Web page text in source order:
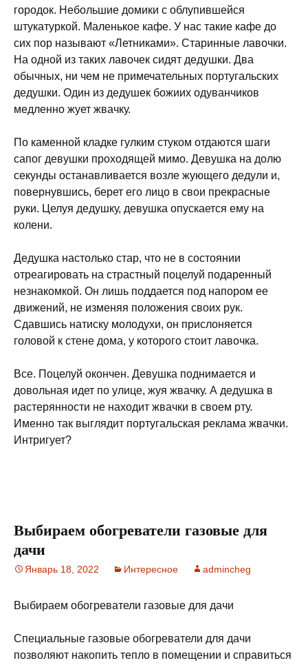
городок. Небольшие домики с облупившейся
штукатуркой. Маленькое кафе. У нас такие кафе до
сих пор называют «Летниками». Старинные лавочки.
На одной из таких лавочек сидят дедушки. Два
обычных, ни чем не примечательных португальских
дедушки. Один из дедушек божиих одуванчиков
медленно жует жвачку.
По каменной кладке гулким стуком отдаются шаги
сапог девушки проходящей мимо. Девушка на долю
секунды останавливается возле жующего дедули и,
повернувшись, берет его лицо в свои прекрасные
руки. Целуя дедушку, девушка опускается ему на
колени.
Дедушка настолько стар, что не в состоянии
отреагировать на страстный поцелуй подаренный
незнакомкой. Он лишь поддается под напором ее
движений, не изменяя положения своих рук.
Сдавшись натиску молодухи, он прислоняется
головой к стене дома, у которого стоит лавочка.
Все. Поцелуй окончен. Девушка поднимается и
довольная идет по улице, жуя жвачку. А дедушка в
растерянности не находит жвачки в своем рту.
Именно так выглядит португальская реклама жвачки.
Интригует?
Выбираем обогреватели газовые для
дачи
Январь 18, 2022 Интересное admincheg
Выбираем обогреватели газовые для дачи
Специальные газовые обогреватели для дачи
позволяют накопить тепло в помещении и справиться